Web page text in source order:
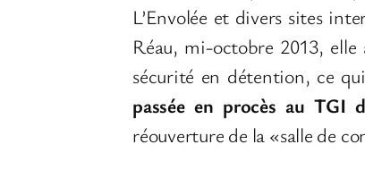
L’Envolée et divers sites
Réau, mi-octobre 2013,
sécurité en détention, ce
passée en procès au TGI
réouverture de la «salle de